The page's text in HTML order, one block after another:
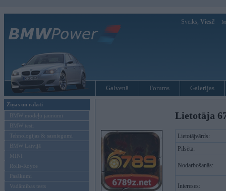
Sveiks, Viesi!
Galvenā Forums Galerijas
Ziņas un raksti
BMW modeļu jaunumi
BMW testi
Tehnoloģijas & sasniegumi
BMW Latvijā
MINI
Rolls-Royce
Pasākumi
Vadāmības tests
Lietotāja
Lietotājvārds:
Pilsēta:
Nodarbošanās:
Intereses: